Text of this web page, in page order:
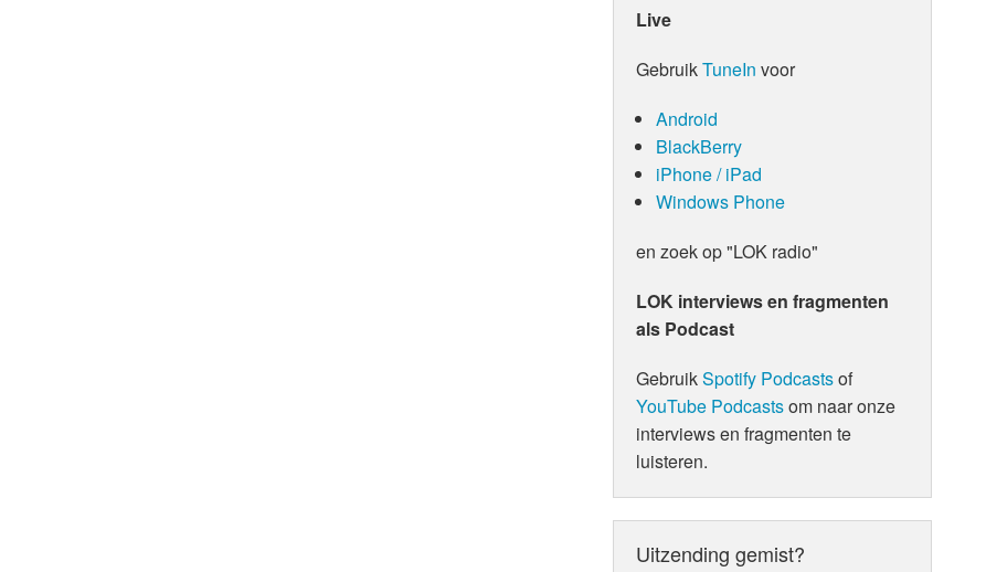
Live
GebruikTuneIn voor
Android
BlackBerry
iPhone / iPad
Windows Phone
en zoek op "LOK radio"
LOK interviews en fragmenten
als Podcast
GebruikSpotify Podcastsof
YouTube Podcastsom naar onze
interviews en fragmenten te
luisteren.
Uitzending gemist?